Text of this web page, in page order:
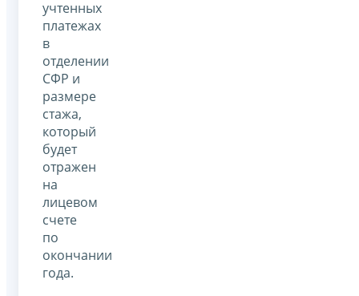
учтенных
платежах
в
отделении
СФР и
размере
стажа,
который
будет
отражен
на
лицевом
счете
по
окончании
года.